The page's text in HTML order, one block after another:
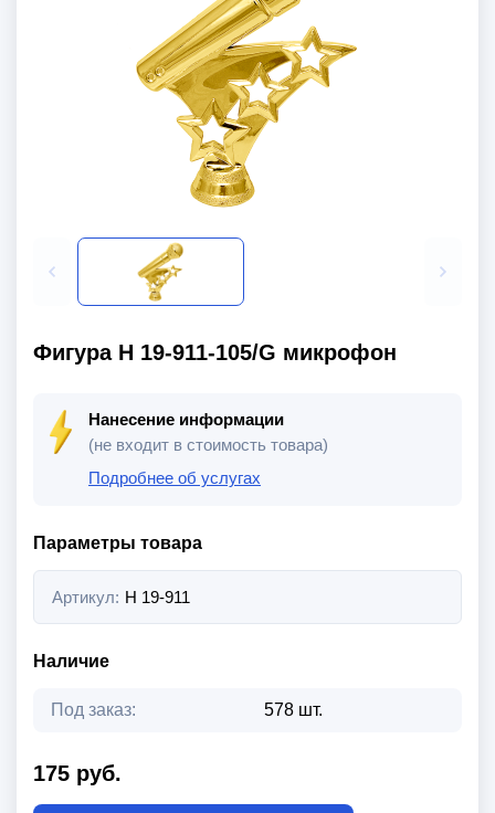
Фигура H 19-911-105/G микрофон
Нанесение информации
(не входит в стоимость товара)
Подробнее об услугах
Параметры товара
Артикул: H 19-911
Наличие
Под заказ: 578 шт.
175 руб.